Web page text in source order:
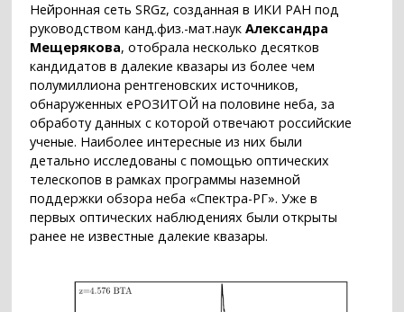
Нейронная сеть SRGz, созданная в ИКИ РАН под
руководством канд.физ.-мат.наукАлександра
Мещерякова, отобрала несколько десятков
кандидатов в далекие квазары из более чем
полумиллиона рентгеновских источников,
обнаруженных еРОЗИТОЙ на половине неба, за
обработу данных с которой отвечают российские
ученые. Наиболее интересные из них были
детально исследованы с помощью оптических
телескопов в рамках программы наземной
поддержки обзора неба «Спектра-РГ». Уже в
первых оптических наблюдениях были открыты
ранее не известные далекие квазары.